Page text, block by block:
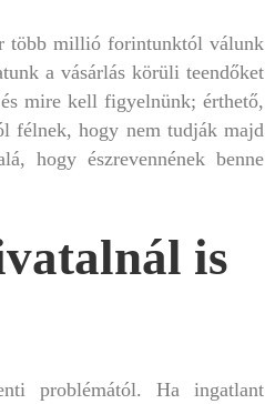
több millió forintunktól válunk
a vásárlás körüli teendőket
mire kell figyelnünk; érthető,
félnek, hogy nem tudják majd
hogy észrevennének benne
is
problémától. Ha ingatlant